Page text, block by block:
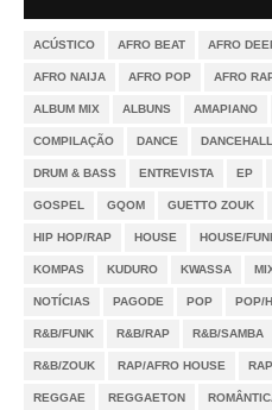
ACÚSTICO AFRO BEAT AFRO
AFRO NAIJA AFRO POP AFRO
ALBUM MIX ALBUNS AMAPIANO
COMPILAÇÃO DANCE DANCEHALL
DRUM & BASS ENTREVISTA EP
GOSPEL GQOM GUETTO ZOUK
HIP HOP/RAP HOUSE HOUSE/
KOMPAS KUDURO KWASSA
NOTÍCIAS PAGODE POP POP/
R&B/FUNK R&B/RAP R&B/SAMBA
R&B/ZOUK RAP/AFRO HOUSE
REGGAE REGGAETON